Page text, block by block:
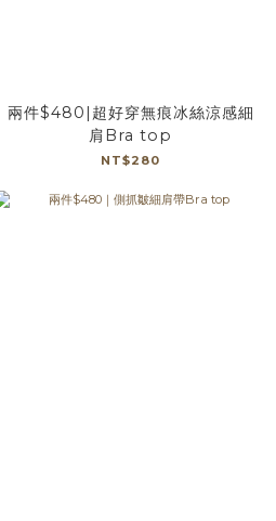
兩件$480|超好穿無痕冰絲涼感細
肩Bra top
NT$280